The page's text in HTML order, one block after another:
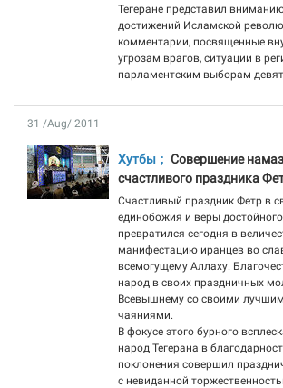
Тегеране представил
достижений Исламской
комментарии, посвященные
угрозам врагов, ситуации в
парламентским выборам
31 /Aug/ 2011
Хутбы
Совершение
счастливого праздника
Счастливый праздник Фетр в
единобожия и веры
превратился сегодня в
манифестацию иранцев во
всемогущему Аллаху.
народ в своих праздничных
Всевышнему со своими
чаяниями.
В фокусе этого бурного
народ Тегерана в
поклонения совершил
с невиданной